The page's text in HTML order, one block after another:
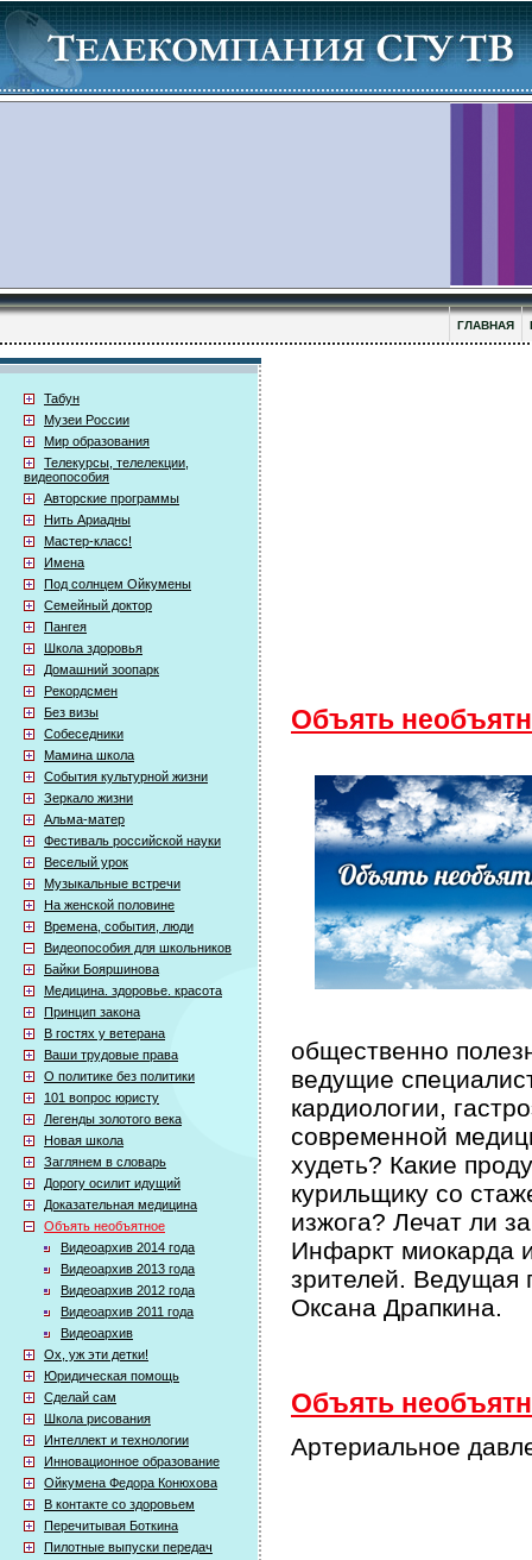
ГЛАВНАЯ
Табун
Музеи России
Мир образования
Телекурсы, телелекции,
видеопособия
Авторские программы
Нить Ариадны
Мастер-класс!
Имена
Под солнцем Ойкумены
Семейный доктор
Пангея
Школа здоровья
Домашний зоопарк
Рекордсмен
Без визы
Собеседники
Мамина школа
События культурной жизни
Зеркало жизни
Альма-матер
Фестиваль российской науки
Веселый урок
Музыкальные встречи
На женской половине
Времена, события, люди
Видеопособия для школьников
Байки Бояршинова
Медицина. здоровье. красота
Принцип закона
В гостях у ветерана
Ваши трудовые права
О политике без политики
101 вопрос юристу
Легенды золотого века
Новая школа
Заглянем в словарь
Дорогу осилит идущий
Доказательная медицина
Объять необъятное
Видеоархив 2014 года
Видеоархив 2013 года
Видеоархив 2012 года
Видеоархив 2011 года
Видеоархив
Ох, уж эти детки!
Юридическая помощь
Сделай сам
Школа рисования
Интеллект и технологии
Инновационное образование
Ойкумена Федора Конюхова
В контакте со здоровьем
Перечитывая Боткина
Пилотные выпуски передач
Объять
общественно
ведущие
кардиологии,
современной
худеть? Какие
курильщику со
изжога? Лечат ли
Инфаркт миокарда
зрителей. Ведущая
Оксана Драпкина.
Объять
Артериальное